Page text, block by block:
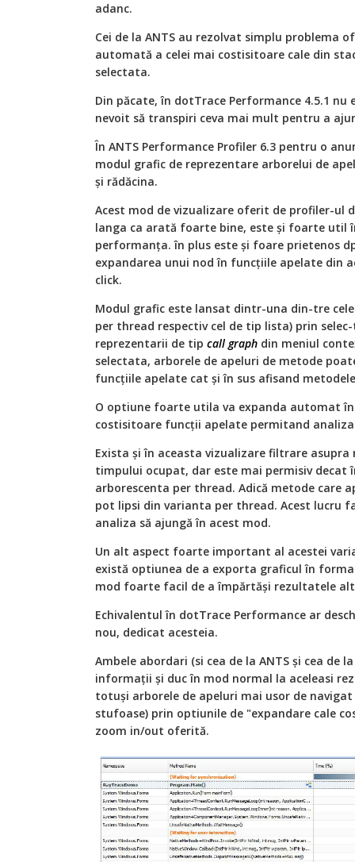
adanc.
Cei de la ANTS au rezolvat simplu problema
automată a celei mai costisitoare cale din
selectata.
Din păcate, în dotTrace Performance 4.5.1
nevoit să transpiri ceva mai mult pentru a
În ANTS Performance Profiler 6.3 pentru o
modul grafic de reprezentare arborelui de
şi rădăcina.
Acest mod de vizualizare oferit de profiler-ul
langa ca arată foarte bine, este şi foarte util
performanţa. în plus este şi foare prietenos
expandarea unui nod în funcţiile apelate din
click.
Modul grafic este lansat dintr-una din-tre
per thread respectiv cel de tip lista) prin
reprezentarii de tip call graph din meniul
selectata, arborele de apeluri de metode
funcţiile apelate cat şi în sus afisand
O optiune foarte utila va expanda automat
costisitoare funcţii apelate permitand
Exista şi în aceasta vizualizare filtrare
timpului ocupat, dar este mai permisiv decat
arborescenta per thread. Adică metode care
pot lipsi din varianta per thread. Acest lucru
analiza să ajungă în acest mod.
Un alt aspect foarte important al acestei
există optiunea de a exporta graficul în
mod foarte facil de a împărtăși rezultatele
Echivalentul în dotTrace Performance ar
nou, dedicat acesteia.
Ambele abordari (si cea de la ANTS şi cea de
informații şi duc în mod normal la aceleasi
totuși arborele de apeluri mai usor de
stufoase) prin optiunile de "expandare cale
zoom in/out oferită.